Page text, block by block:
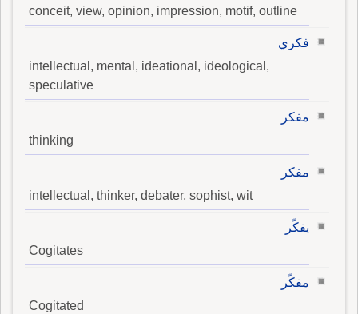
conceit, view, opinion, impression, motif, outline
فكري
intellectual, mental, ideational, ideological,
speculative
مفكر
thinking
مفكر
intellectual, thinker, debater, sophist, wit
يفكّر
Cogitates
مفكّر
Cogitated